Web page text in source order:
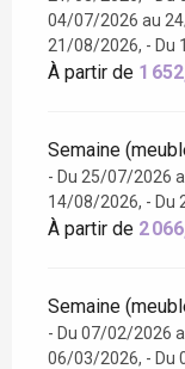
04/07/2026 au
21/08/2026, - Du
À partir de 1
Semaine
- Du 25/07/2026
14/08/2026, - Du
À partir de 2
Semaine
- Du 07/02/2026
06/03/2026, - Du